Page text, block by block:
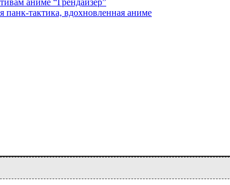
панк-тактика, вдохновленная аниме